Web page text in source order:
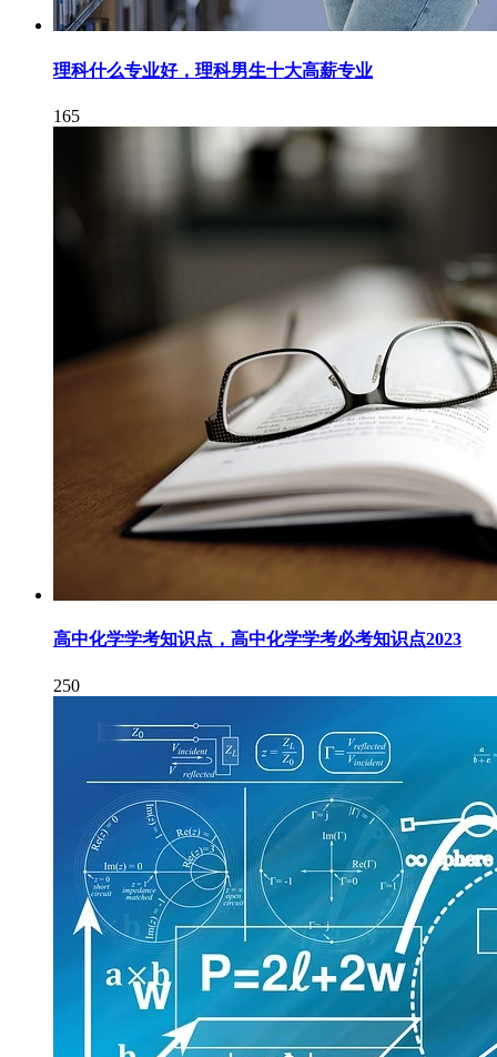
理科什么专业好，理科男生十大高薪专业
165
高中化学学考知识点，高中化学学考必考知识点2023
250